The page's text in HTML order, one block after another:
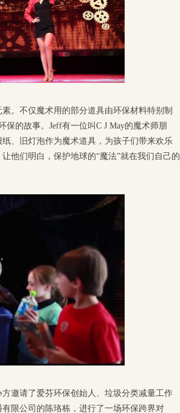
。不仅魔术用的部分道具由环保材料特别制
的故事。Jeff有一位叫C J May的魔术师朋
、旧灯泡作为魔术道具，为孩子们带来欢乐
他们明白，保护地球的“魔法”就在我们自己的
邀请了爱芬环保创始人、垃圾分类减量工作
限公司的陈珞栋，进行了一场环保跨界对